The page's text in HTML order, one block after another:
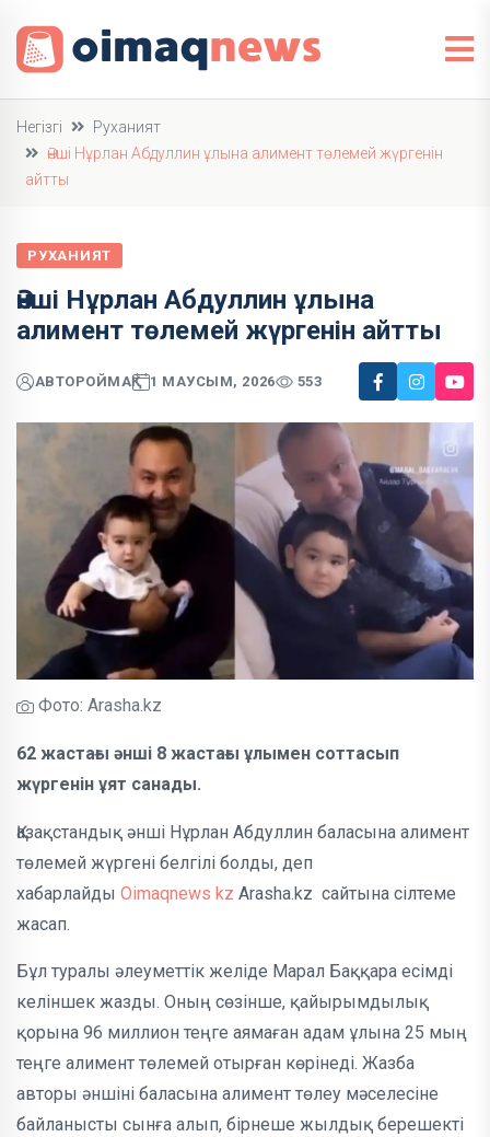
Негізгі
Руханият
Әнші Нұрлан Абдуллин ұлына алимент төлемей жүргенін
айтты
РУХАНИЯТ
Әнші Нұрлан Абдуллин ұлына
алимент төлемей жүргенін айтты
АВТОРОЙМАҚ 1 МАУСЫМ, 2026 553
Фото: Arasha.kz
62 жастағы әнші 8 жастағы ұлымен соттасып
жүргенін ұят санады.
Қазақстандық әнші Нұрлан Абдуллин баласына алимент
төлемей жүргені белгілі болды, деп
хабарлайды Oimaqnews kz Arasha.kz сайтына сілтеме
жасап.
Бұл туралы әлеуметтік желіде Марал Баққара есімді
келіншек жазды. Оның сөзінше, қайырымдылық
қорына 96 миллион теңге аямаған адам ұлына 25 мың
теңге алимент төлемей отырған көрінеді. Жазба
авторы әншіні баласына алимент төлеу мәселесіне
байланысты сынға алып, бірнеше жылдық берешекті